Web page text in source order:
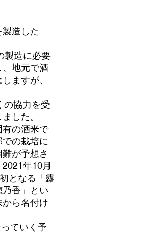
造した
製造に必要
地元で酒
ますが、
の協力を受
した。
の酒米で
の栽培に
が予想さ
年10月
となる「露
香」とい
ら名付け
ていく予